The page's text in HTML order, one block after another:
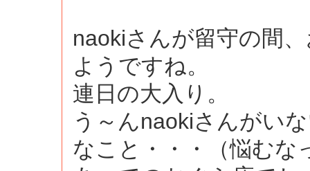
naokiさんが留守の間
ようですね。
連日の大入り。
う～んnaokiさんがい
なこと・・・（悩む